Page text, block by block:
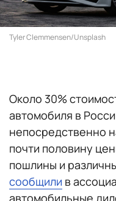
Tyler Clemmensen/Unsplash
Около 30%
автомобиля в
непосредственно
почти половину
пошлины и
сообщили в
автомобильные